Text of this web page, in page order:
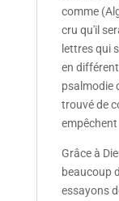
comme
cru qu'il
lettres qui
en
psalmodie
trouvé de
Grâce à
beaucoup
essayons